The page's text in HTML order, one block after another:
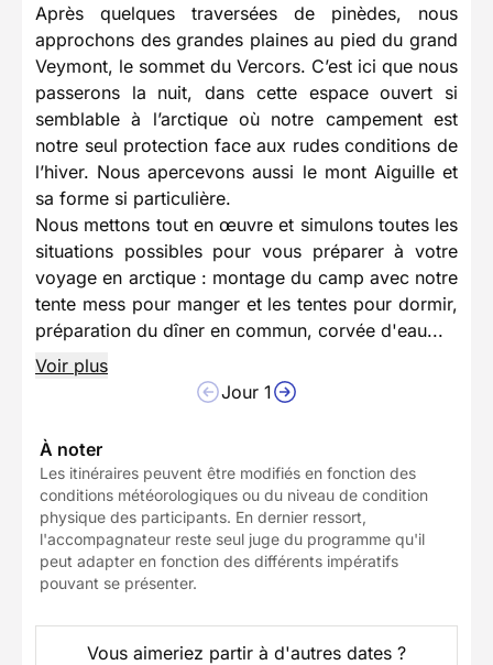
Après quelques traversées de pinèdes, nous
approchons des grandes plaines au pied du grand
Veymont, le sommet du Vercors. C’est ici que nous
passerons la nuit, dans cette espace ouvert si
semblable à l’arctique où notre campement est
notre seul protection face aux rudes conditions de
l’hiver. Nous apercevons aussi le mont Aiguille et
sa forme si particulière.
Nous mettons tout en œuvre et simulons toutes les
situations possibles pour vous préparer à votre
voyage en arctique : montage du camp avec notre
tente mess pour manger et les tentes pour dormir,
préparation du dîner en commun, corvée d'eau...
Voir plus
Jour 1
À noter
Les itinéraires peuvent être modifiés en fonction des
conditions météorologiques ou du niveau de condition
physique des participants. En dernier ressort,
l'accompagnateur reste seul juge du programme qu'il
peut adapter en fonction des différents impératifs
pouvant se présenter.
Vous aimeriez partir à d'autres dates ?